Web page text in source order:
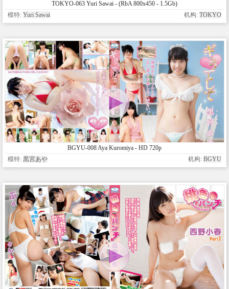
TOKYO-063 Yuri Sawai - (RbA 800x450 - 1.5Gb)
模特: Yuri Sawai 机构: TOKYO
BGYU-008 Aya Kuromiya - HD 720p
模特: 黒宮あや 机构: BGYU